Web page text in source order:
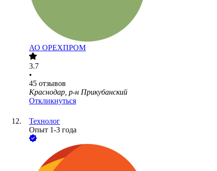
АО ОРЕХПРОМ
3.7
•
45 отзывов
Краснодар, р-н Прикубанский
Откликнуться
Технолог
Опыт 1-3 года